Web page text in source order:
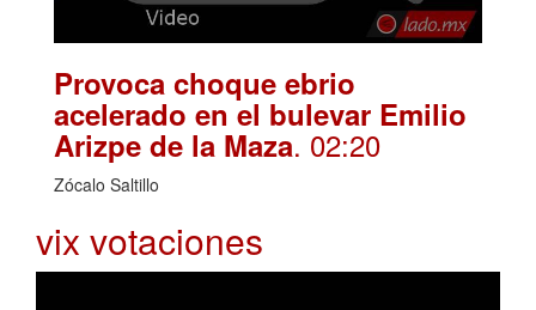
Provoca choque ebrio
acelerado en el bulevar Emilio
Arizpe de la Maza. 02:20
Zócalo Saltillo
vix votaciones